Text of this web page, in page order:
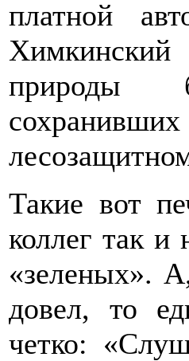
платной
Химкинский
природы
Такие вот
коллег так и
«зеленых».
довел, то
четко: